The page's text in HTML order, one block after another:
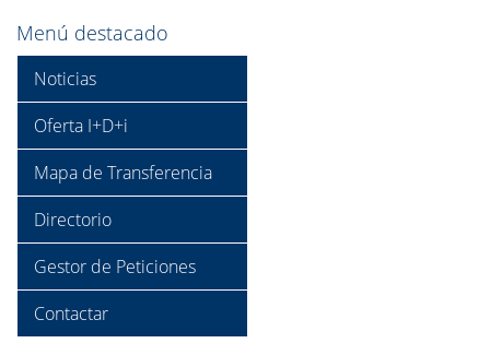
Menú destacado
Noticias
Oferta I+D+i
Mapa de Transferencia
Directorio
Gestor de Peticiones
Contactar